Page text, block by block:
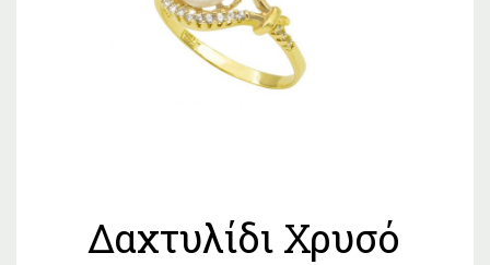
Δαχτυλίδι Χρυσό